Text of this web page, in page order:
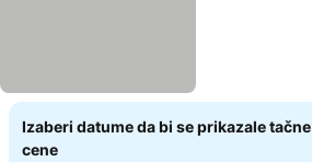
Izaberi datume da bi se prikazale tačne
cene